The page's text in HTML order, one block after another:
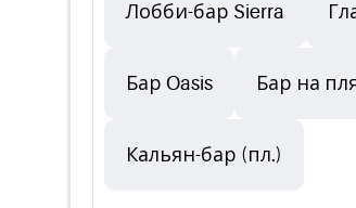
Лобби-бар Sierra
Бар Oasis Бар на
Кальян-бар (пл.)